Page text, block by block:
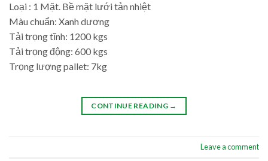
Loại : 1 Mặt. Bề mặt lưới tản nhiệt
Màu chuẩn: Xanh dương
Tải trọng tĩnh: 1200 kgs
Tải trọng động: 600 kgs
Trọng lượng pallet: 7kg
CONTINUE READING →
Leave a comment